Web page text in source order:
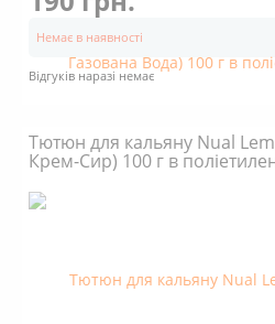
Немає в наявності
Відгуків наразі немає
Тютюн для кальяну Nual
Крем-Сир) 100 г в